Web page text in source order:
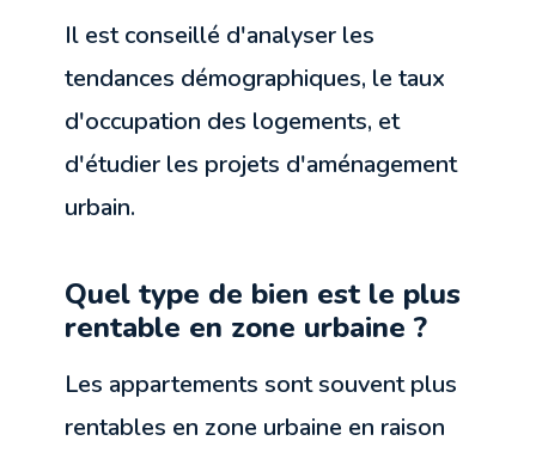
Il est conseillé d'analyser les
tendances démographiques, le taux
d'occupation des logements, et
d'étudier les projets d'aménagement
urbain.
Quel type de bien est le plus
rentable en zone urbaine ?
Les appartements sont souvent plus
rentables en zone urbaine en raison